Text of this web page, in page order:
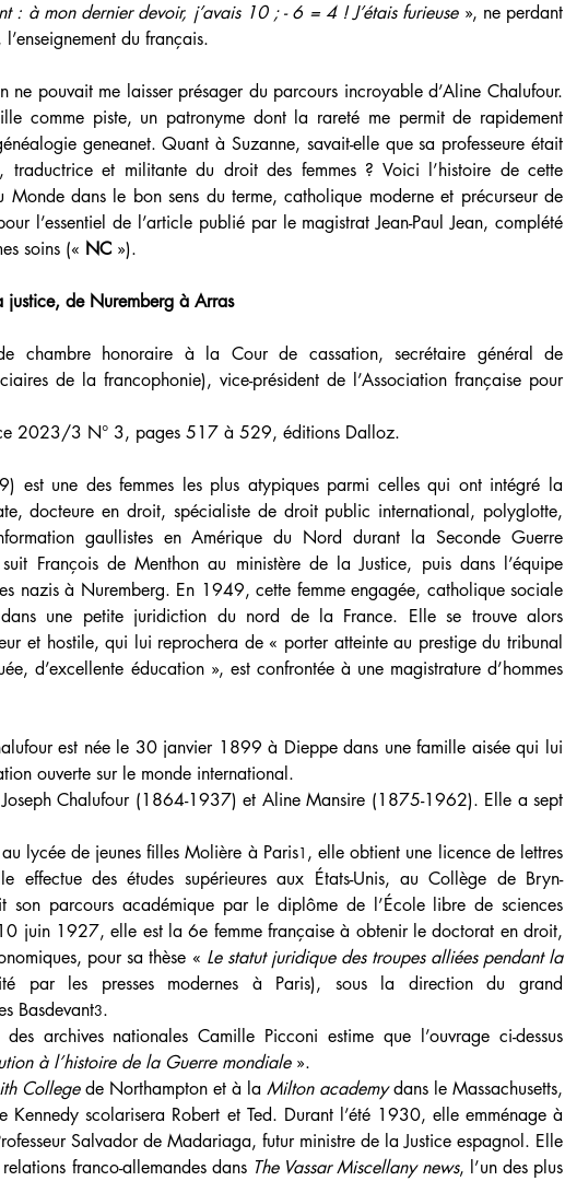
: à mon dernier devoir, j’avais 10 ; - 6 = 4 ! J’étais furieuse », ne perdant
du français.
pouvait me laisser présager du parcours incroyable d’Aline Chalufour.
comme piste, un patronyme dont la rareté me permit de rapidement
geneanet. Quant à Suzanne, savait-elle que sa professeure était
traductrice et militante du droit des femmes ? Voici l’histoire de cette
Monde dans le bon sens du terme, catholique moderne et précurseur de
l’essentiel de l’article publié par le magistrat Jean-Paul Jean, complété
soins (« NC »).
justice, de Nuremberg à Arras
de chambre honoraire à la Cour de cassation, secrétaire général de
de la francophonie), vice-président de l’Association française pour
2023/3 N° 3, pages 517 à 529, éditions Dalloz.
une des femmes les plus atypiques parmi celles qui ont intégré la
docteure en droit, spécialiste de droit public international, polyglotte,
gaullistes en Amérique du Nord durant la Seconde Guerre
François de Menthon au ministère de la Justice, puis dans l’équipe
nazis à Nuremberg. En 1949, cette femme engagée, catholique sociale
une petite juridiction du nord de la France. Elle se trouve alors
et hostile, qui lui reprochera de « porter atteinte au prestige du tribunal
d’excellente éducation », est confrontée à une magistrature d’hommes
est née le 30 janvier 1899 à Dieppe dans une famille aisée qui lui
ouverte sur le monde international.
Joseph Chalufour (1864-1937) et Aline Mansire (1875-1962). Elle a sept
lycée de jeunes filles Molière à Paris1 , elle obtient une licence de lettres
des études supérieures aux États-Unis, au Collège de Bryn-
son parcours académique par le diplôme de l’École libre de sciences
juin 1927, elle est la 6e femme française à obtenir le doctorat en droit,
pour sa thèse « Le statut juridique des troupes alliées pendant la
par les presses modernes à Paris), sous la direction du grand
Basdevant3.
archives nationales Camille Picconi estime que l’ouvrage ci-dessus
à l’histoire de la Guerre mondiale ».
College de Northampton et à la Milton academy dans le Massachusetts,
Kennedy scolarisera Robert et Ted. Durant l’été 1930, elle emménage à
Salvador de Madariaga, futur ministre de la Justice espagnol. Elle
franco-allemandes dans The Vassar Miscellany news, l’un des plus